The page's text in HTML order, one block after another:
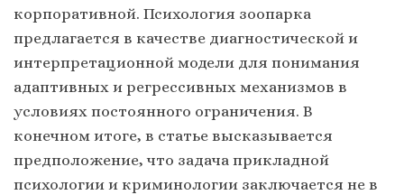
корпоративной. Психология зоопарка
предлагается в качестве диагностической и
интерпретационной модели для понимания
адаптивных и регрессивных механизмов в
условиях постоянного ограничения. В
конечном итоге, в статье высказывается
предположение, что задача прикладной
психологии и криминологии заключается не в